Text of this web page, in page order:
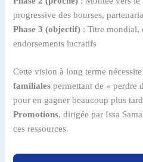
progressive des bourses,
Phase 3 (objectif) : Titre mondial,
endorsements lucratifs
Cette vision à long terme
familiales permettant de « perdre
pour en gagner beaucoup plus
Promotions, dirigée par Issa
ces ressources.